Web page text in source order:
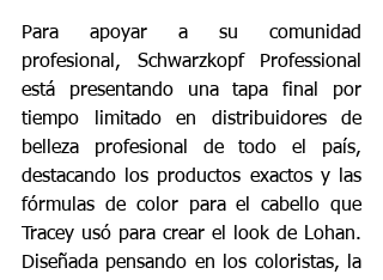
Para apoyar a su comunidad
profesional, Schwarzkopf Professional
está presentando una tapa final por
tiempo limitado en distribuidores de
belleza profesional de todo el país,
destacando los productos exactos y las
fórmulas de color para el cabello que
Tracey usó para crear el look de Lohan.
Diseñada pensando en los coloristas, la